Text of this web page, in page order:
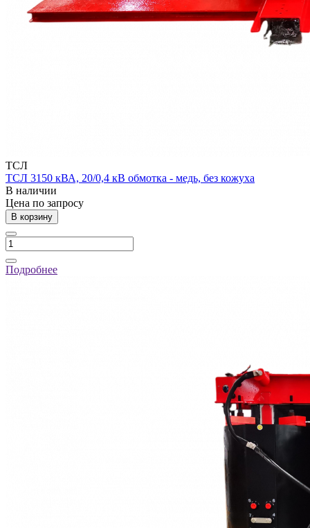
ТСЛ
ТСЛ 3150 кВА, 20/0,4 кВ обмотка - медь, без кожуха
В наличии
Цена по запросу
В корзину
Подробнее